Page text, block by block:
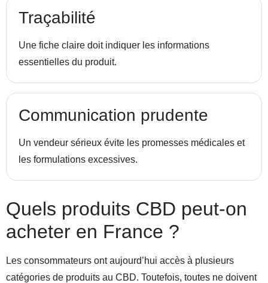
Traçabilité
Une fiche claire doit indiquer les informations
essentielles du produit.
Communication prudente
Un vendeur sérieux évite les promesses médicales et
les formulations excessives.
Quels produits CBD peut-on
acheter en France ?
Les consommateurs ont aujourd’hui accès à plusieurs
catégories de produits au CBD. Toutefois, toutes ne doivent